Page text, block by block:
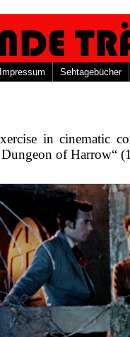
Impressum Sehtagebücher
in cinematic
Dungeon of Harrow“